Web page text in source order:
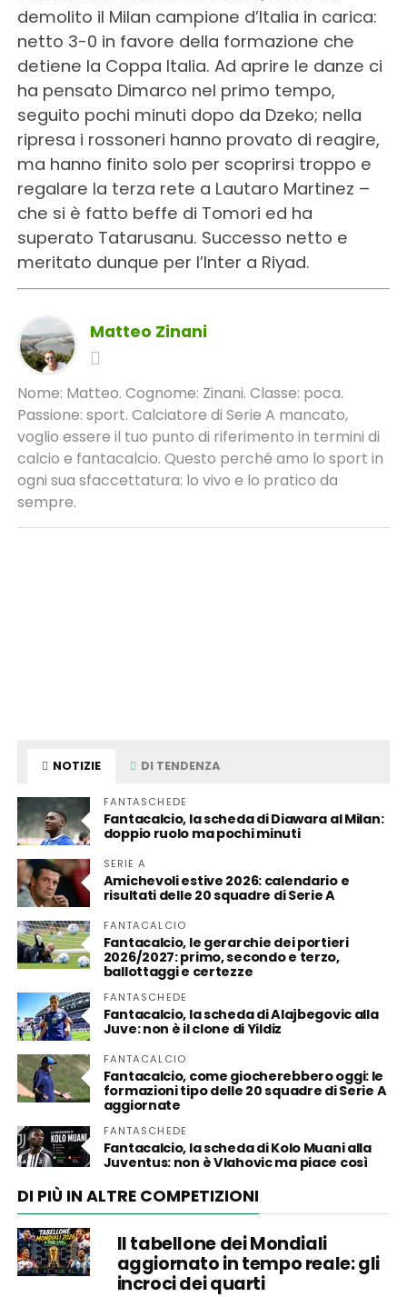
demolito il Milan campione d’Italia in carica:
netto 3-0 in favore della formazione che
detiene la Coppa Italia. Ad aprire le danze ci
ha pensato Dimarco nel primo tempo,
seguito pochi minuti dopo da Dzeko; nella
ripresa i rossoneri hanno provato di reagire,
ma hanno finito solo per scoprirsi troppo e
regalare la terza rete a Lautaro Martinez –
che si è fatto beffe di Tomori ed ha
superato Tatarusanu. Successo netto e
meritato dunque per l’Inter a Riyad.
Matteo Zinani
Nome: Matteo. Cognome: Zinani. Classe: poca.
Passione: sport. Calciatore di Serie A mancato,
voglio essere il tuo punto di riferimento in termini di
calcio e fantacalcio. Questo perché amo lo sport in
ogni sua sfaccettatura: lo vivo e lo pratico da
sempre.
NOTIZIE DI TENDENZA
FANTASCHEDE
Fantacalcio, la scheda di Diawara al Milan:
doppio ruolo ma pochi minuti
SERIE A
Amichevoli estive 2026: calendario e
risultati delle 20 squadre di Serie A
FANTACALCIO
Fantacalcio, le gerarchie dei portieri
2026/2027: primo, secondo e terzo,
ballottaggi e certezze
FANTASCHEDE
Fantacalcio, la scheda di Alajbegovic alla
Juve: non è il clone di Yildiz
FANTACALCIO
Fantacalcio, come giocherebbero oggi: le
formazioni tipo delle 20 squadre di Serie A
aggiornate
FANTASCHEDE
Fantacalcio, la scheda di Kolo Muani alla
Juventus: non è Vlahovic ma piace così
DI PIÙ IN ALTRE COMPETIZIONI
Il tabellone dei Mondiali
aggiornato in tempo reale: gli
incroci dei quarti